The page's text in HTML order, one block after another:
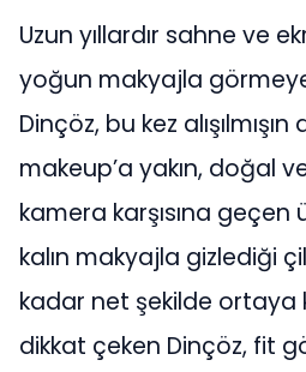
Uzun yıllardır sahne ve
yoğun makyajla görmeye
Dinçöz, bu kez alışılmışın
makeup’a yakın, doğal
kamera karşısına geçen
kalın makyajla gizlediği
kadar net şekilde ortaya
dikkat çeken Dinçöz, fit